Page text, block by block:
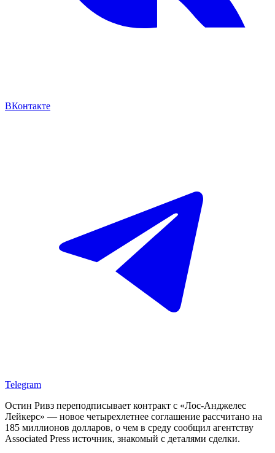
ВКонтакте
Telegram
Остин Ривз переподписывает контракт с «Лос-Анджелес
Лейкерс» — новое четырехлетнее соглашение рассчитано на
185 миллионов долларов, о чем в среду сообщил агентству
Associated Press источник, знакомый с деталями сделки.